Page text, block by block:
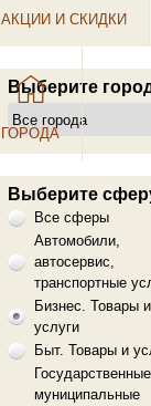
АКЦИИ И СКИДКИ
ГОРОДА
Выберите
Выберите
Все сферы
Автомобили,
автосервис,
транспортные
Бизнес. Товары и
услуги
Быт. Товары и
муниципальные